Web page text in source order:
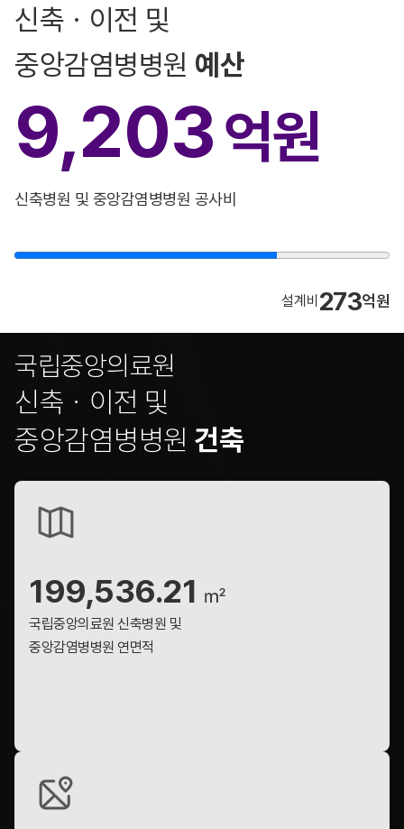
신축ㆍ이전 및
중앙감염병병원 예산
9,203억원
신축병원 및 중앙감염병병원 공사비
설계비 273억원
국립중앙의료원
신축ㆍ이전 및
중앙감염병병원 건축
199,536.21 ㎡
국립중앙의료원 신축병원 및
중앙감염병병원 연면적